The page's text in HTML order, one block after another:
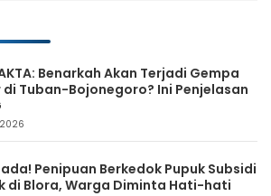
Benarkah Akan Terjadi Gempa
di Tuban-Bojonegoro? Ini Penjelasan
Penipuan Berkedok Pupuk Subsidi
di Blora, Warga Diminta Hati-hati